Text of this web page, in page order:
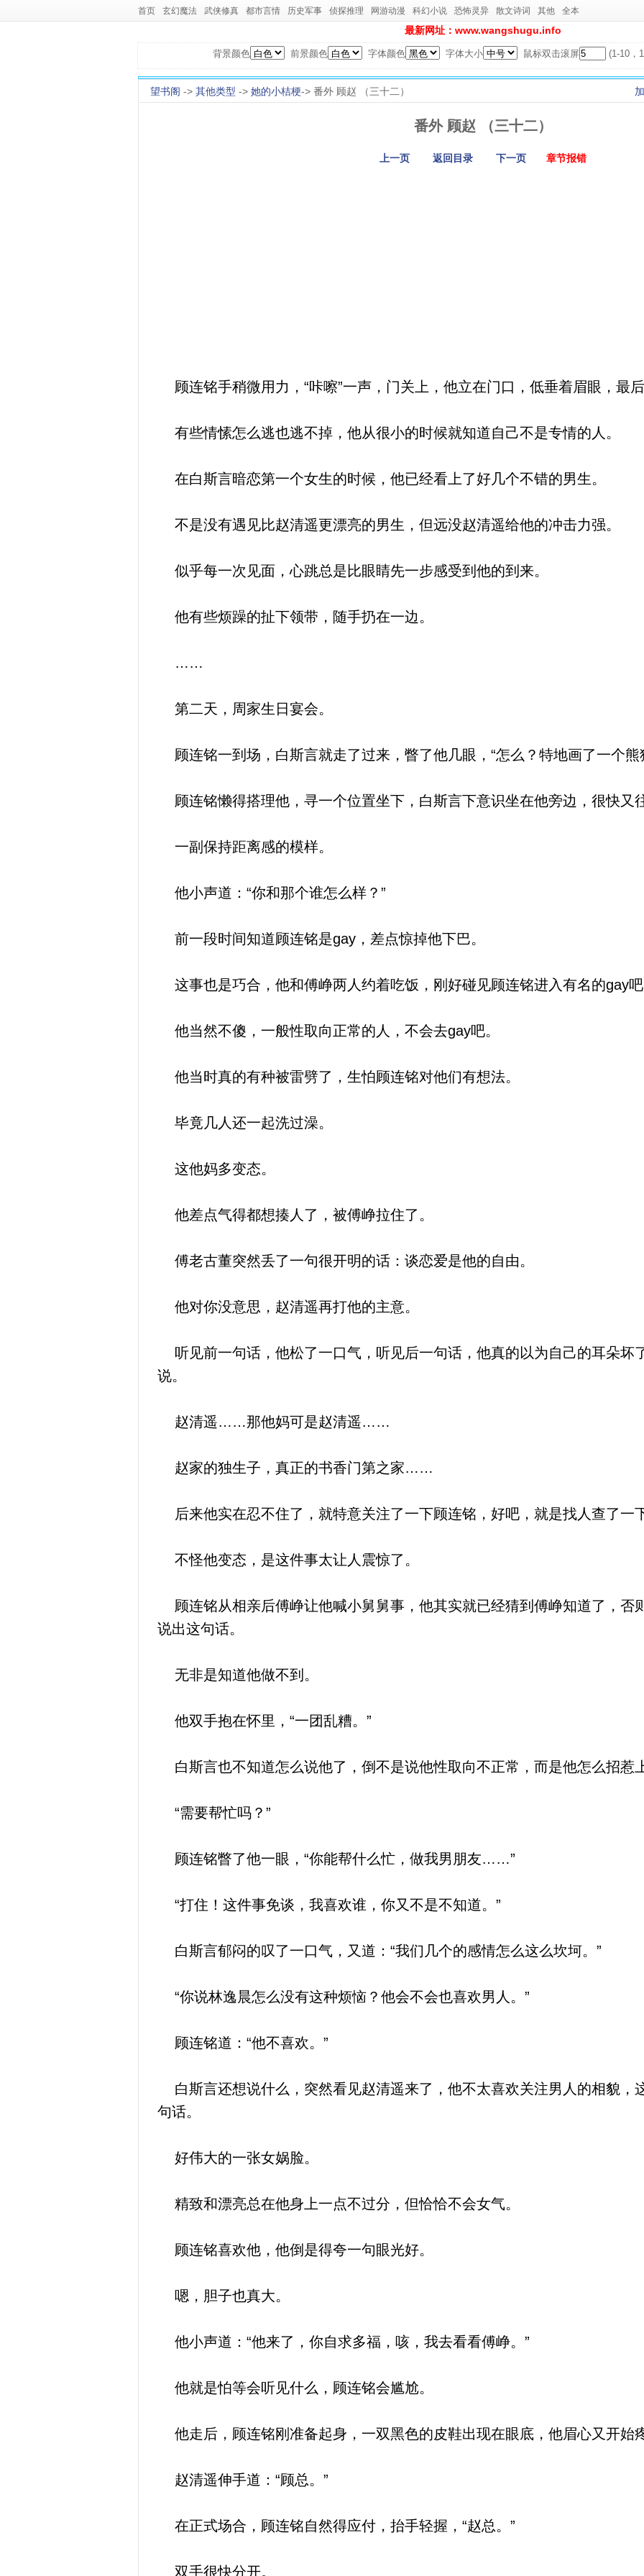
首页 玄幻魔法 武侠修真 都市言情 历史军事 侦探推理 网游动漫 科幻小说 恐怖灵异 散文诗词 其他 全本
最新网址：www.wangshugu.info
背景颜色 前景颜色 字体颜色 字体大小 鼠标双击滚屏 (1-10，
望书阁 -> 其他类型 -> 她的小桔梗-> 番外 顾赵 （三十二）
番外 顾赵 （三十二）
上一页 返回目录 下一页 章节报错
顾连铭手稍微用力，“咔嚓”一声，门关上，他立在门口，低垂着眉眼，最
有些情愫怎么逃也逃不掉，他从很小的时候就知道自己不是专情的人。
在白斯言暗恋第一个女生的时候，他已经看上了好几个不错的男生。
不是没有遇见比赵清遥更漂亮的男生，但远没赵清遥给他的冲击力强。
似乎每一次见面，心跳总是比眼睛先一步感受到他的到来。
他有些烦躁的扯下领带，随手扔在一边。
……
第二天，周家生日宴会。
顾连铭一到场，白斯言就走了过来，瞥了他几眼，“怎么？特地画了一个熊
顾连铭懒得搭理他，寻一个位置坐下，白斯言下意识坐在他旁边，很快又
一副保持距离感的模样。
他小声道：“你和那个谁怎么样？”
前一段时间知道顾连铭是gay，差点惊掉他下巴。
这事也是巧合，他和傅峥两人约着吃饭，刚好碰见顾连铭进入有名的gay
他当然不傻，一般性取向正常的人，不会去gay吧。
他当时真的有种被雷劈了，生怕顾连铭对他们有想法。
毕竟几人还一起洗过澡。
这他妈多变态。
他差点气得都想揍人了，被傅峥拉住了。
傅老古董突然丢了一句很开明的话：谈恋爱是他的自由。
他对你没意思，赵清遥再打他的主意。
听见前一句话，他松了一口气，听见后一句话，他真的以为自己的耳朵坏
说。
赵清遥……那他妈可是赵清遥……
赵家的独生子，真正的书香门第之家……
后来他实在忍不住了，就特意关注了一下顾连铭，好吧，就是找人查了一
不怪他变态，是这件事太让人震惊了。
顾连铭从相亲后傅峥让他喊小舅舅事，他其实就已经猜到傅峥知道了，否
说出这句话。
无非是知道他做不到。
他双手抱在怀里，“一团乱糟。”
白斯言也不知道怎么说他了，倒不是说他性取向不正常，而是他怎么招惹
“需要帮忙吗？”
顾连铭瞥了他一眼，“你能帮什么忙，做我男朋友……”
“打住！这件事免谈，我喜欢谁，你又不是不知道。”
白斯言郁闷的叹了一口气，又道：“我们几个的感情怎么这么坎坷。”
“你说林逸晨怎么没有这种烦恼？他会不会也喜欢男人。”
顾连铭道：“他不喜欢。”
白斯言还想说什么，突然看见赵清遥来了，他不太喜欢关注男人的相貌，
句话。
好伟大的一张女娲脸。
精致和漂亮总在他身上一点不过分，但恰恰不会女气。
顾连铭喜欢他，他倒是得夸一句眼光好。
嗯，胆子也真大。
他小声道：“他来了，你自求多福，咳，我去看看傅峥。”
他就是怕等会听见什么，顾连铭会尴尬。
他走后，顾连铭刚准备起身，一双黑色的皮鞋出现在眼底，他眉心又开始
赵清遥伸手道：“顾总。”
在正式场合，顾连铭自然得应付，抬手轻握，“赵总。”
双手很快分开。